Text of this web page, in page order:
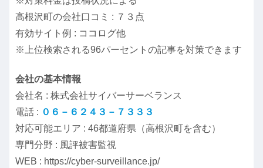
高根沢町の会社口コミ : ７３点
有効サイト例 : ココログ他
※上位検索される96パーセントの記事を対策できます
会社の基本情報
会社名 : 株式会社サイバーサーベランス
電話 : ０６－６２４３－７３３３
対応可能エリア : 46都道府県（高根沢町を含む）
専門分野 : 風評被害監視
WEB : https://cyber-surveillance.jp/